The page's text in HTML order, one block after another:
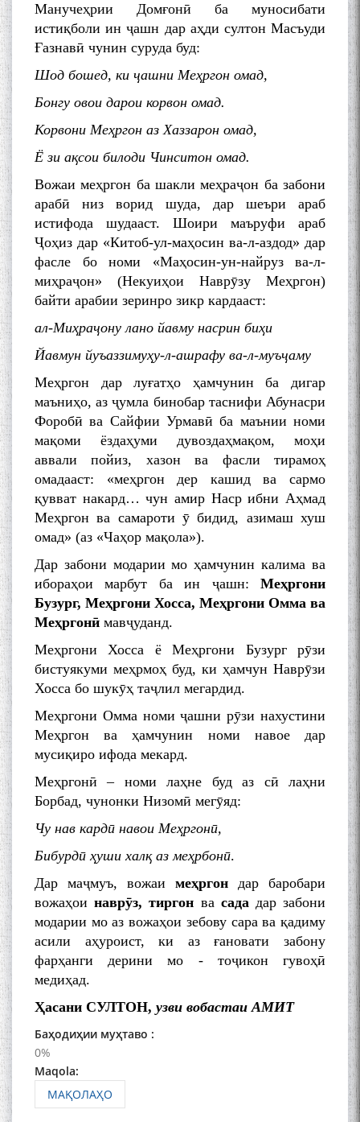
Манучеҳрии Домғонӣ ба муносибати
истиқболи ин ҷашн дар аҳди султон Масъуди
Ғазнавӣ чунин суруда буд:
Шод бошед, ки ҷашни Меҳргон омад,
Бонгу овои дарои корвон омад.
Корвони Меҳргон аз Хаззарон омад,
Ё зи ақсои билоди Чинситон омад.
Вожаи меҳргон ба шакли меҳраҷон ба забони
арабӣ низ ворид шуда, дар шеъри араб
истифода шудааст. Шоири маъруфи араб
Ҷоҳиз дар «Китоб-ул-маҳосин ва-л-аздод» дар
фасле бо номи «Маҳосин-ун-найруз ва-л-
миҳраҷон» (Некуиҳои Наврӯзу Меҳргон)
байти арабии зеринро зикр кардааст:
ал-Миҳраҷону лано йавму насрин биҳи
Йавмун йуъаззимуҳу-л-ашрафу ва-л-муъҷаму
Меҳргон дар луғатҳо ҳамчунин ба дигар
маъниҳо, аз ҷумла бинобар таснифи Абунасри
Форобӣ ва Сайфии Урмавӣ ба маънии номи
мақоми ёздаҳуми дувоздаҳмақом, моҳи
аввали пойиз, хазон ва фасли тирамоҳ
омадааст: «меҳргон дер кашид ва сармо
қувват накард… чун амир Наср ибни Аҳмад
Меҳргон ва самароти ӯ бидид, азимаш хуш
омад» (аз «Чаҳор мақола»).
Дар забони модарии мо ҳамчунин калима ва
ибораҳои марбут ба ин ҷашн: Меҳргони
Бузург, Меҳргони Хосса, Меҳргони Омма ва
Меҳргонӣ мавҷуданд.
Меҳргони Хосса ё Меҳргони Бузург рӯзи
бистуякуми меҳрмоҳ буд, ки ҳамчун Наврӯзи
Хосса бо шукӯҳ таҷлил мегардид.
Меҳргони Омма номи ҷашни рӯзи нахустини
Меҳргон ва ҳамчунин номи навое дар
мусиқиро ифода мекард.
Меҳргонӣ – номи лаҳне буд аз сӣ лаҳни
Борбад, чунонки Низомӣ мегӯяд:
Чу нав кардӣ навои Меҳргонӣ,
Бибурдӣ ҳуши халқ аз меҳрбонӣ.
Дар маҷмуъ, вожаи меҳргон дар баробари
вожаҳои наврӯз, тиргон ва сададар забони
модарии мо аз вожаҳои зебову сара ва қадиму
асили аҳуроист, ки аз ғановати забону
фарҳанги дерини мо - тоҷикон гувоҳӣ
медиҳад.
Ҳасани СУЛТОН, узви вобастаи АМИТ
Баҳодиҳии муҳтаво :
0%
Maqola:
МАҚОЛАҲО
БА МУНОСИБАТИ
БУЗУРГДОШТИ РӮЗИ РӮДАКӢ
илмҳои Тоҷикистон бахшида
ба 100-солагии мунаққиду
адабиётшинос Соҳиб
Табаров ҳамоиши илмӣ-
назариявӣ баргузор гардид.
МАВЛОНО ҶАЛОЛИДДИНИ
БАЛХӢ БУЗУРГТАРИН
МУТАФАККИР ВА ОРИФИ
ЗАБОНУ АДАБИ ТОҶИК
به عبارت دیگر: گفتگو با مومن
قناعت Mumin Qanoat
Сухбати навқаламон бо
Муъмин Қаноат\Meeting of
young talents with Mumyin
Kanoat
The Persian Gulf Beautiful
Қаноат (Ustod Mumin Qanoat)
and Master Mehryar
Mehrafarin about the conflict
of the name of the Persian
Gulf
Сайри Дарвоз бо Мӯъмин